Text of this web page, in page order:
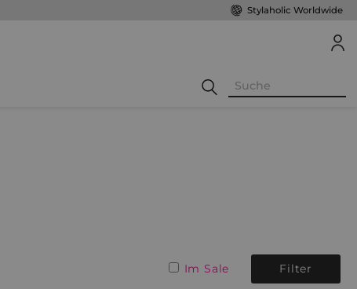
Stylaholic Worldwide
Im Sale Filter